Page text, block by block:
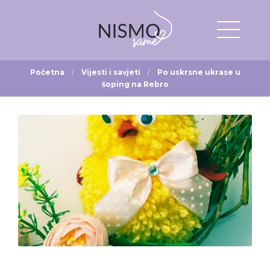
Početna Vijesti i savjeti
Po uskrsne ukrase u
šoping na Rebro